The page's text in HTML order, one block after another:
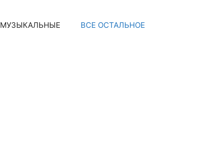
МУЗЫКАЛЬНЫЕ ВСЕ ОСТАЛЬНОЕ